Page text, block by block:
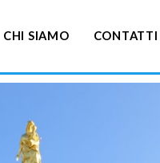
CHI SIAMO CONTATTI